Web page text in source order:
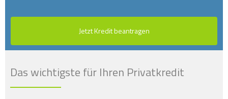
Jetzt Kredit beantragen
Das wichtigste für Ihren Privatkredit